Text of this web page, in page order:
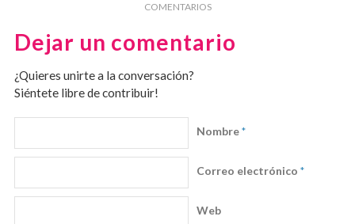
COMENTARIOS
Dejar un comentario
¿Quieres unirte a la conversación?
Siéntete libre de contribuir!
Nombre*
Correo electrónico *
Web